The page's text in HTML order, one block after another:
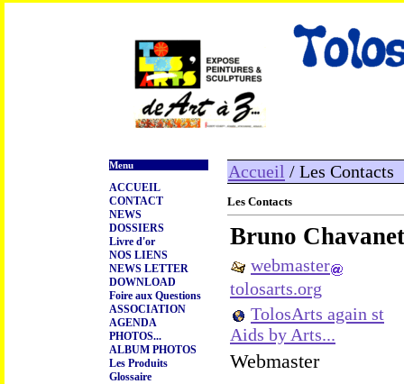
Menu
ACCUEIL
CONTACT
NEWS
DOSSIERS
Livre d'or
NOS LIENS
NEWS LETTER
DOWNLOAD
Foire aux Questions
ASSOCIATION
AGENDA
PHOTOS...
ALBUM PHOTOS
Les Produits
Glossaire
Accueil / Les Contacts
Les Contacts
Bruno
webmaster
tolosarts.org
TolosArts again st
Aids by Arts...
Webmaster